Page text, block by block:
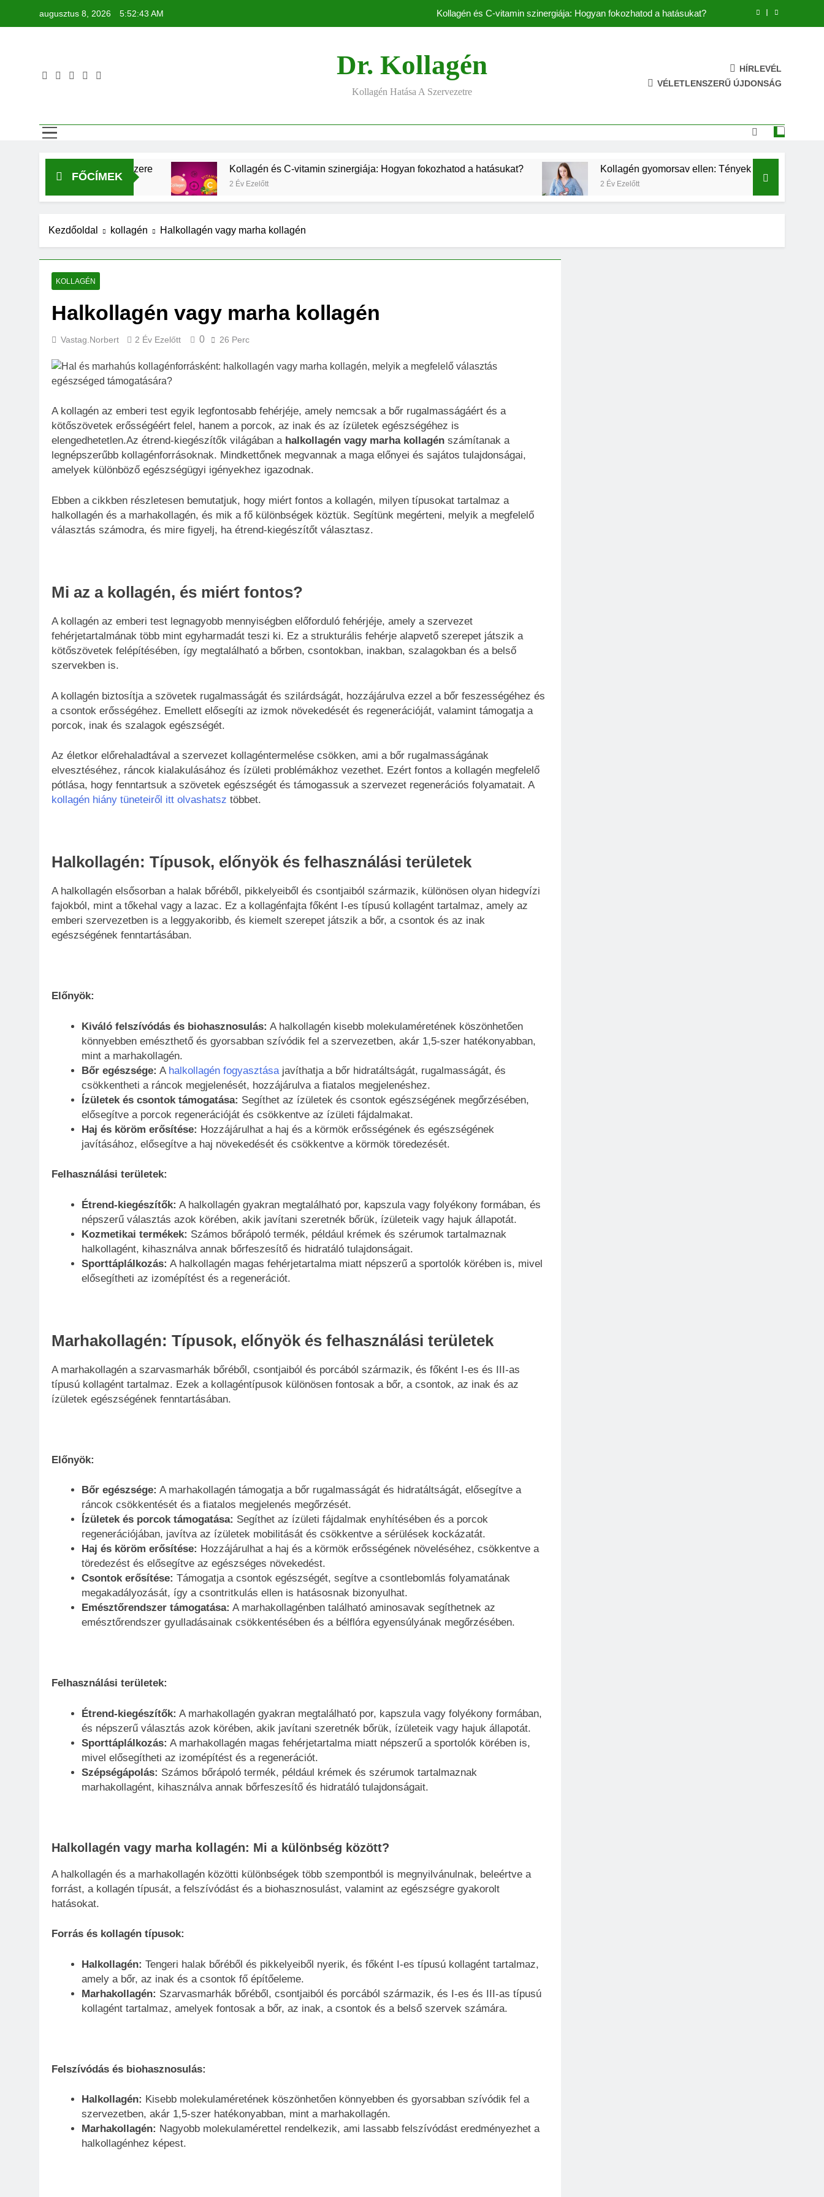
augusztus 8, 2026 5:52:44 AM Kollagén és C-vitamin szinergiája: Hogyan fokozhatod a hatásukat?
Legjobb kollagén bőrre: Hatékony megoldások a ráncok ellen
Kollagén körömre – A gyenge és töredezett körmök ellenszere
Legjobb kollagén bőrre: Hatékony megoldások a ráncok ellen
Dr. Kollagén
Kollagén Hatása A Szervezetre
HÍRLEVÉL
VÉLETLENSZERŰ ÚJDONSÁG
FŐCÍMEK
körmök ellenszere Kollagén és C-vitamin szinergiája: Hogyan fokozhatod a hatásukat?
2 Év Ezelőtt
Kollagén gyomorsav ellen: Tények és tévhitek a kollagén
2 Év Ezelőtt
Kezdőoldal kollagén Halkollagén vagy marha kollagén
KOLLAGÉN
Halkollagén vagy marha kollagén
Vastag.norbert 2 Év Ezelőtt 0 26 Perc
A kollagén az emberi test egyik legfontosabb fehérjéje, amely nemcsak a bőr rugalmasságáért és a
kötőszövetek erősségéért felel, hanem a porcok, az inak és az ízületek egészségéhez is
elengedhetetlen.Az étrend-kiegészítők világában a halkollagén vagy marha kollagén számítanak a
legnépszerűbb kollagénforrásoknak. Mindkettőnek megvannak a maga előnyei és sajátos tulajdonságai,
amelyek különböző egészségügyi igényekhez igazodnak.
Ebben a cikkben részletesen bemutatjuk, hogy miért fontos a kollagén, milyen típusokat tartalmaz a
halkollagén és a marhakollagén, és mik a fő különbségek köztük. Segítünk megérteni, melyik a megfelelő
választás számodra, és mire figyelj, ha étrend-kiegészítőt választasz.
Mi az a kollagén, és miért fontos?
A kollagén az emberi test legnagyobb mennyiségben előforduló fehérjéje, amely a szervezet
fehérjetartalmának több mint egyharmadát teszi ki. Ez a strukturális fehérje alapvető szerepet játszik a
kötőszövetek felépítésében, így megtalálható a bőrben, csontokban, inakban, szalagokban és a belső
szervekben is.
A kollagén biztosítja a szövetek rugalmasságát és szilárdságát, hozzájárulva ezzel a bőr feszességéhez és
a csontok erősségéhez. Emellett elősegíti az izmok növekedését és regenerációját, valamint támogatja a
porcok, inak és szalagok egészségét.
Az életkor előrehaladtával a szervezet kollagéntermelése csökken, ami a bőr rugalmasságának
elvesztéséhez, ráncok kialakulásához és ízületi problémákhoz vezethet. Ezért fontos a kollagén megfelelő
pótlása, hogy fenntartsuk a szövetek egészségét és támogassuk a szervezet regenerációs folyamatait. A
kollagén hiány tüneteiről itt olvashatsz többet.
Halkollagén: Típusok, előnyök és felhasználási területek
A halkollagén elsősorban a halak bőréből, pikkelyeiből és csontjaiból származik, különösen olyan hidegvízi
fajokból, mint a tőkehal vagy a lazac. Ez a kollagénfajta főként I-es típusú kollagént tartalmaz, amely az
emberi szervezetben is a leggyakoribb, és kiemelt szerepet játszik a bőr, a csontok és az inak
egészségének fenntartásában.
Előnyök:
Kiváló felszívódás és biohasznosulás: A halkollagén kisebb molekulaméretének köszönhetően
könnyebben emészthető és gyorsabban szívódik fel a szervezetben, akár 1,5-szer hatékonyabban,
mint a marhakollagén.
Bőr egészsége: A halkollagén fogyasztásajavíthatja a bőr hidratáltságát, rugalmasságát, és
csökkentheti a ráncok megjelenését, hozzájárulva a fiatalos megjelenéshez.
Ízületek és csontok támogatása: Segíthet az ízületek és csontok egészségének megőrzésében,
elősegítve a porcok regenerációját és csökkentve az ízületi fájdalmakat.
Haj és köröm erősítése: Hozzájárulhat a haj és a körmök erősségének és egészségének
javításához, elősegítve a haj növekedését és csökkentve a körmök töredezését.
Felhasználási területek:
Étrend-kiegészítők: A halkollagén gyakran megtalálható por, kapszula vagy folyékony formában, és
népszerű választás azok körében, akik javítani szeretnék bőrük, ízületeik vagy hajuk állapotát.
Kozmetikai termékek: Számos bőrápoló termék, például krémek és szérumok tartalmaznak
halkollagént, kihasználva annak bőrfeszesítő és hidratáló tulajdonságait.
Sporttáplálkozás: A halkollagén magas fehérjetartalma miatt népszerű a sportolók körében is, mivel
elősegítheti az izomépítést és a regenerációt.
Marhakollagén: Típusok, előnyök és felhasználási területek
A marhakollagén a szarvasmarhák bőréből, csontjaiból és porcából származik, és főként I-es és III-as
típusú kollagént tartalmaz. Ezek a kollagéntípusok különösen fontosak a bőr, a csontok, az inak és az
ízületek egészségének fenntartásában.
Előnyök:
Bőr egészsége: A marhakollagén támogatja a bőr rugalmasságát és hidratáltságát, elősegítve a
ráncok csökkentését és a fiatalos megjelenés megőrzését.
Ízületek és porcok támogatása: Segíthet az ízületi fájdalmak enyhítésében és a porcok
regenerációjában, javítva az ízületek mobilitását és csökkentve a sérülések kockázatát.
Haj és köröm erősítése: Hozzájárulhat a haj és a körmök erősségének növeléséhez, csökkentve a
töredezést és elősegítve az egészséges növekedést.
Csontok erősítése: Támogatja a csontok egészségét, segítve a csontlebomlás folyamatának
megakadályozását, így a csontritkulás ellen is hatásosnak bizonyulhat.
Emésztőrendszer támogatása: A marhakollagénben található aminosavak segíthetnek az
emésztőrendszer gyulladásainak csökkentésében és a bélflóra egyensúlyának megőrzésében.
Felhasználási területek:
Étrend-kiegészítők: A marhakollagén gyakran megtalálható por, kapszula vagy folyékony formában,
és népszerű választás azok körében, akik javítani szeretnék bőrük, ízületeik vagy hajuk állapotát.
Sporttáplálkozás: A marhakollagén magas fehérjetartalma miatt népszerű a sportolók körében is,
mivel elősegítheti az izomépítést és a regenerációt.
Szépségápolás: Számos bőrápoló termék, például krémek és szérumok tartalmaznak
marhakollagént, kihasználva annak bőrfeszesítő és hidratáló tulajdonságait.
Halkollagén vagy marha kollagén: Mi a különbség között?
A halkollagén és a marhakollagén közötti különbségek több szempontból is megnyilvánulnak, beleértve a
forrást, a kollagén típusát, a felszívódást és a biohasznosulást, valamint az egészségre gyakorolt
hatásokat.
Forrás és kollagén típusok:
Halkollagén: Tengeri halak bőréből és pikkelyeiből nyerik, és főként I-es típusú kollagént tartalmaz,
amely a bőr, az inak és a csontok fő építőeleme.
Marhakollagén: Szarvasmarhák bőréből, csontjaiból és porcából származik, és I-es és III-as típusú
kollagént tartalmaz, amelyek fontosak a bőr, az inak, a csontok és a belső szervek számára.
Felszívódás és biohasznosulás:
Halkollagén: Kisebb molekulaméretének köszönhetően könnyebben és gyorsabban szívódik fel a
szervezetben, akár 1,5-szer hatékonyabban, mint a marhakollagén.
Marhakollagén: Nagyobb molekulamérettel rendelkezik, ami lassabb felszívódást eredményezhet a
halkollagénhez képest.